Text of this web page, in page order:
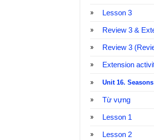
Lesson 3
Review 3 &
Review 3
Extension
Unit 16.
Từ vựng
Lesson 1
Lesson 2